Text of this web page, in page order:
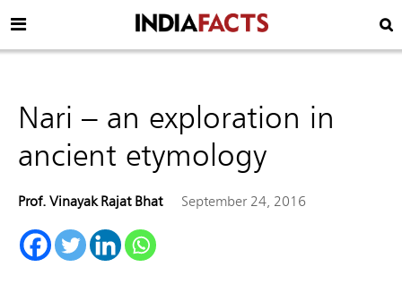
Nari – an exploration in
ancient etymology
Prof. Vinayak Rajat Bhat September 24, 2016